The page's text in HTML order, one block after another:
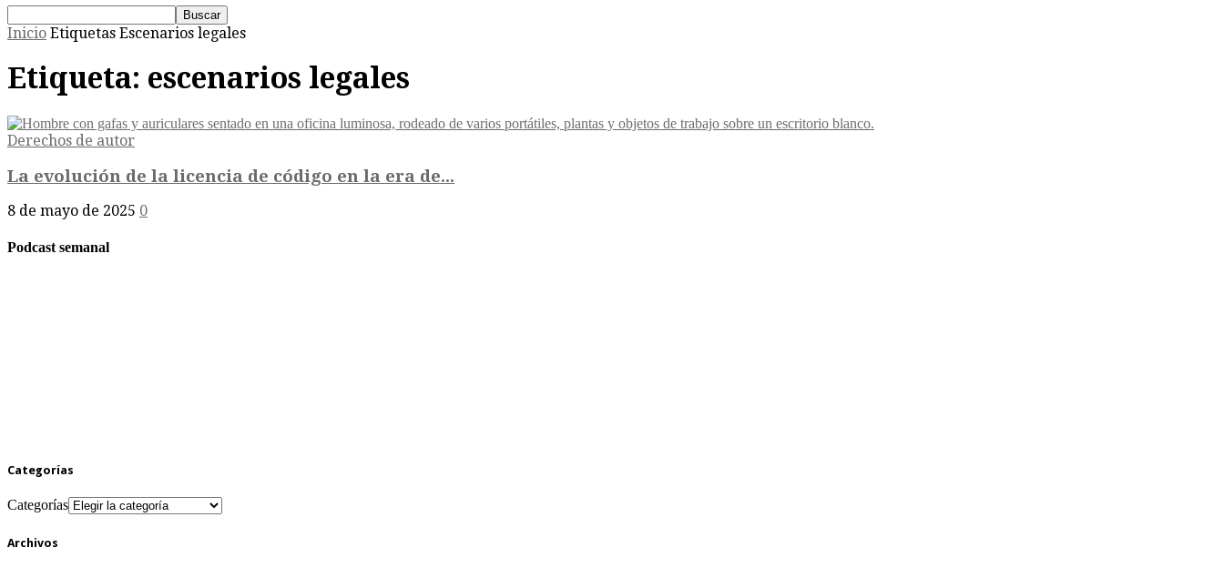
Inicio Etiquetas Escenarios legales
Etiqueta: escenarios legales
Derechos de autor
La evolución de la licencia de código en la era de...
8 de mayo de 2025 0
Podcast semanal
Categorías
Categorías
Archivos